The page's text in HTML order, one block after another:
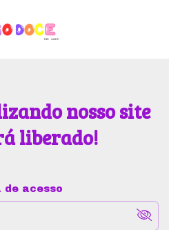
nosso site
liberado!
de acesso